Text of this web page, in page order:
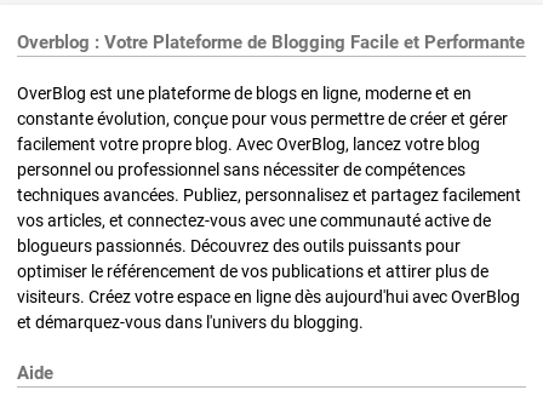
Overblog : Votre Plateforme de Blogging Facile et Performante
OverBlog est une plateforme de blogs en ligne, moderne et en
constante évolution, conçue pour vous permettre de créer et gérer
facilement votre propre blog. Avec OverBlog, lancez votre blog
personnel ou professionnel sans nécessiter de compétences
techniques avancées. Publiez, personnalisez et partagez facilement
vos articles, et connectez-vous avec une communauté active de
blogueurs passionnés. Découvrez des outils puissants pour
optimiser le référencement de vos publications et attirer plus de
visiteurs. Créez votre espace en ligne dès aujourd'hui avec OverBlog
et démarquez-vous dans l'univers du blogging.
Aide